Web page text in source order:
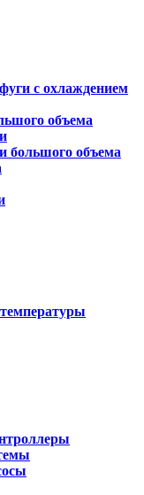
с охлаждением
объема
большого объема